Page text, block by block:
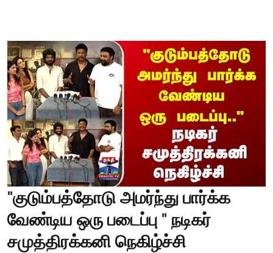
"குடும்பத்தோடு அமர்ந்து பார்க்க
வேண்டிய ஒரு படைப்பு " நடிகர்
சமுத்திரக்கனி நெகிழ்ச்சி